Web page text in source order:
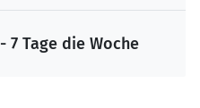
7 Tage die Woche